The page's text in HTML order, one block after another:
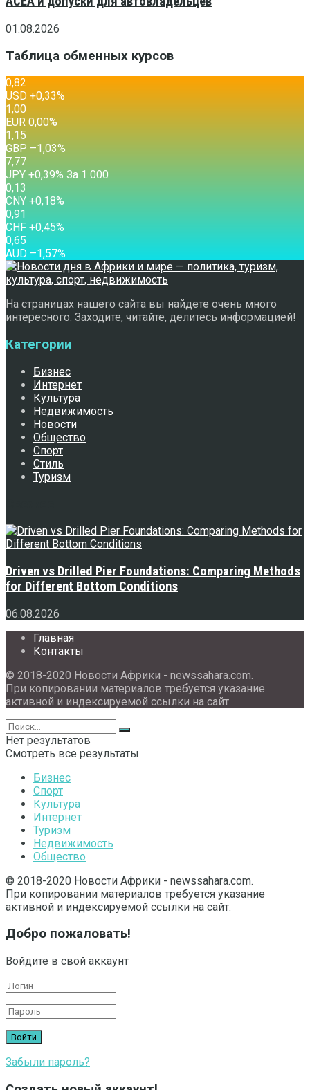
01.08.2026
Таблица обменных курсов
0,82
USD +0,33%
1,00
EUR 0,00%
1,15
GBP –1,03%
7,77
JPY +0,39% За 1 000
0,13
CNY +0,18%
0,91
CHF +0,45%
0,65
AUD –1,57%
На страницах нашего сайта вы найдете очень много
интересного. Заходите, читайте, делитесь информацией!
Категории
Бизнес
Интернет
Культура
Недвижимость
Новости
Общество
Спорт
Стиль
Туризм
Driven vs Drilled Pier Foundations: Comparing Methods
for Different Bottom Conditions
06.08.2026
Главная
Контакты
© 2018-2020 Новости Африки - newssahara.com.
При копировании материалов требуется указание
активной и индексируемой ссылки на сайт.
Нет результатов
Смотреть все результаты
Бизнес
Спорт
Культура
Интернет
Туризм
Недвижимость
Общество
© 2018-2020 Новости Африки - newssahara.com.
При копировании материалов требуется указание
активной и индексируемой ссылки на сайт.
Добро пожаловать!
Войдите в свой аккаунт
Забыли пароль?